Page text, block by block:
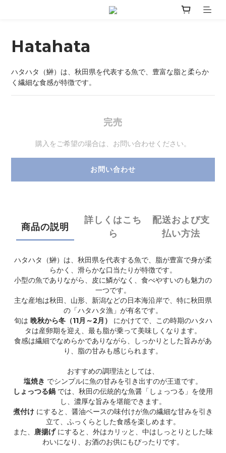
Hatahata
ハタハタ（鰰）は、秋田県を代表する魚で、豊富な脂と柔らか
く繊細な食感が特徴です。
完売
購入をご希望の場合は、お問い合わせください。
お問い合わせ
商品の説明
詳しくはこち
ら
配送および支
払い方法
ハタハタ（鰰）は、秋田県を代表する魚で、脂が豊富で身が柔
らかく、滑らかな口当たりが特徴です。
小型の魚でありながら、皮に鱗がなく、食べやすいのも魅力の
一つです。
主な産地は秋田、山形、新潟などの日本海沿岸で、特に秋田県
の「ハタハタ漁」が有名です。
旬は 晩秋から冬（11月～2月）
にかけてで、この時期のハタハ
タは産卵期を迎え、最も脂が乗って美味しくなります。
食感は繊細でなめらかでありながら、しっかりとした旨みがあ
り、脂の甘みも感じられます。
おすすめの調理法としては、
塩焼き でシンプルに魚の甘みを引き出すのが王道です。
しょっつる鍋 では、秋田の伝統的な魚醤「しょっつる」を使用
し、濃厚な旨みを堪能できます。
煮付け にすると、醤油ベースの味付けが魚の繊細な甘みを引き
立て、ふっくらとした食感を楽しめます。
また、 唐揚げにすると、外はカリッと、中はしっとりとした味
わいになり、お酒のお供にもぴったりです。